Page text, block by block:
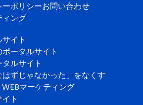
ポリシーお問い合わせ
ィング
イト
ータルサイト
ルサイト
ずじゃなかった」をなくす
マーケティング
ト